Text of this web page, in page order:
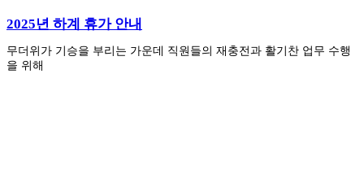
2025년 하계 휴가 안내
무더위가 기승을 부리는 가운데 직원들의 재충전과 활기찬 업무 수행
을 위해